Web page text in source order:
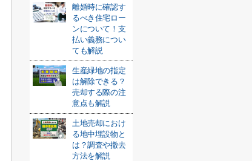
離婚時に確認す
るべき住宅ロー
ンについて！支
払い義務につい
ても解説
生産緑地の指定
は解除できる？
売却する際の注
意点も解説
土地売却におけ
る地中埋設物と
は？調査や撤去
方法を解説